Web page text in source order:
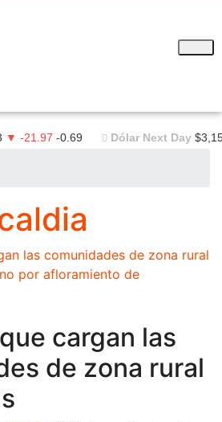
▼ -21.97 -0.69 Dólar Next Day
cargan las
de zona rural